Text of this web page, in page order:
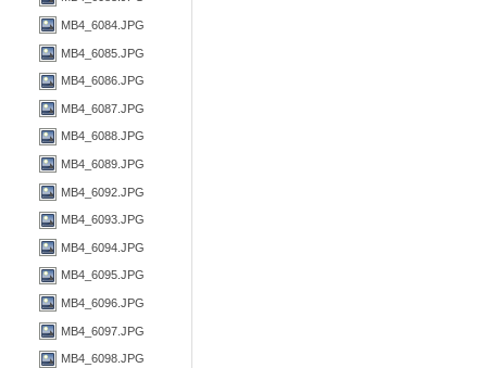
MB4_6084.JPG
MB4_6085.JPG
MB4_6086.JPG
MB4_6087.JPG
MB4_6088.JPG
MB4_6089.JPG
MB4_6092.JPG
MB4_6093.JPG
MB4_6094.JPG
MB4_6095.JPG
MB4_6096.JPG
MB4_6097.JPG
MB4_6098.JPG